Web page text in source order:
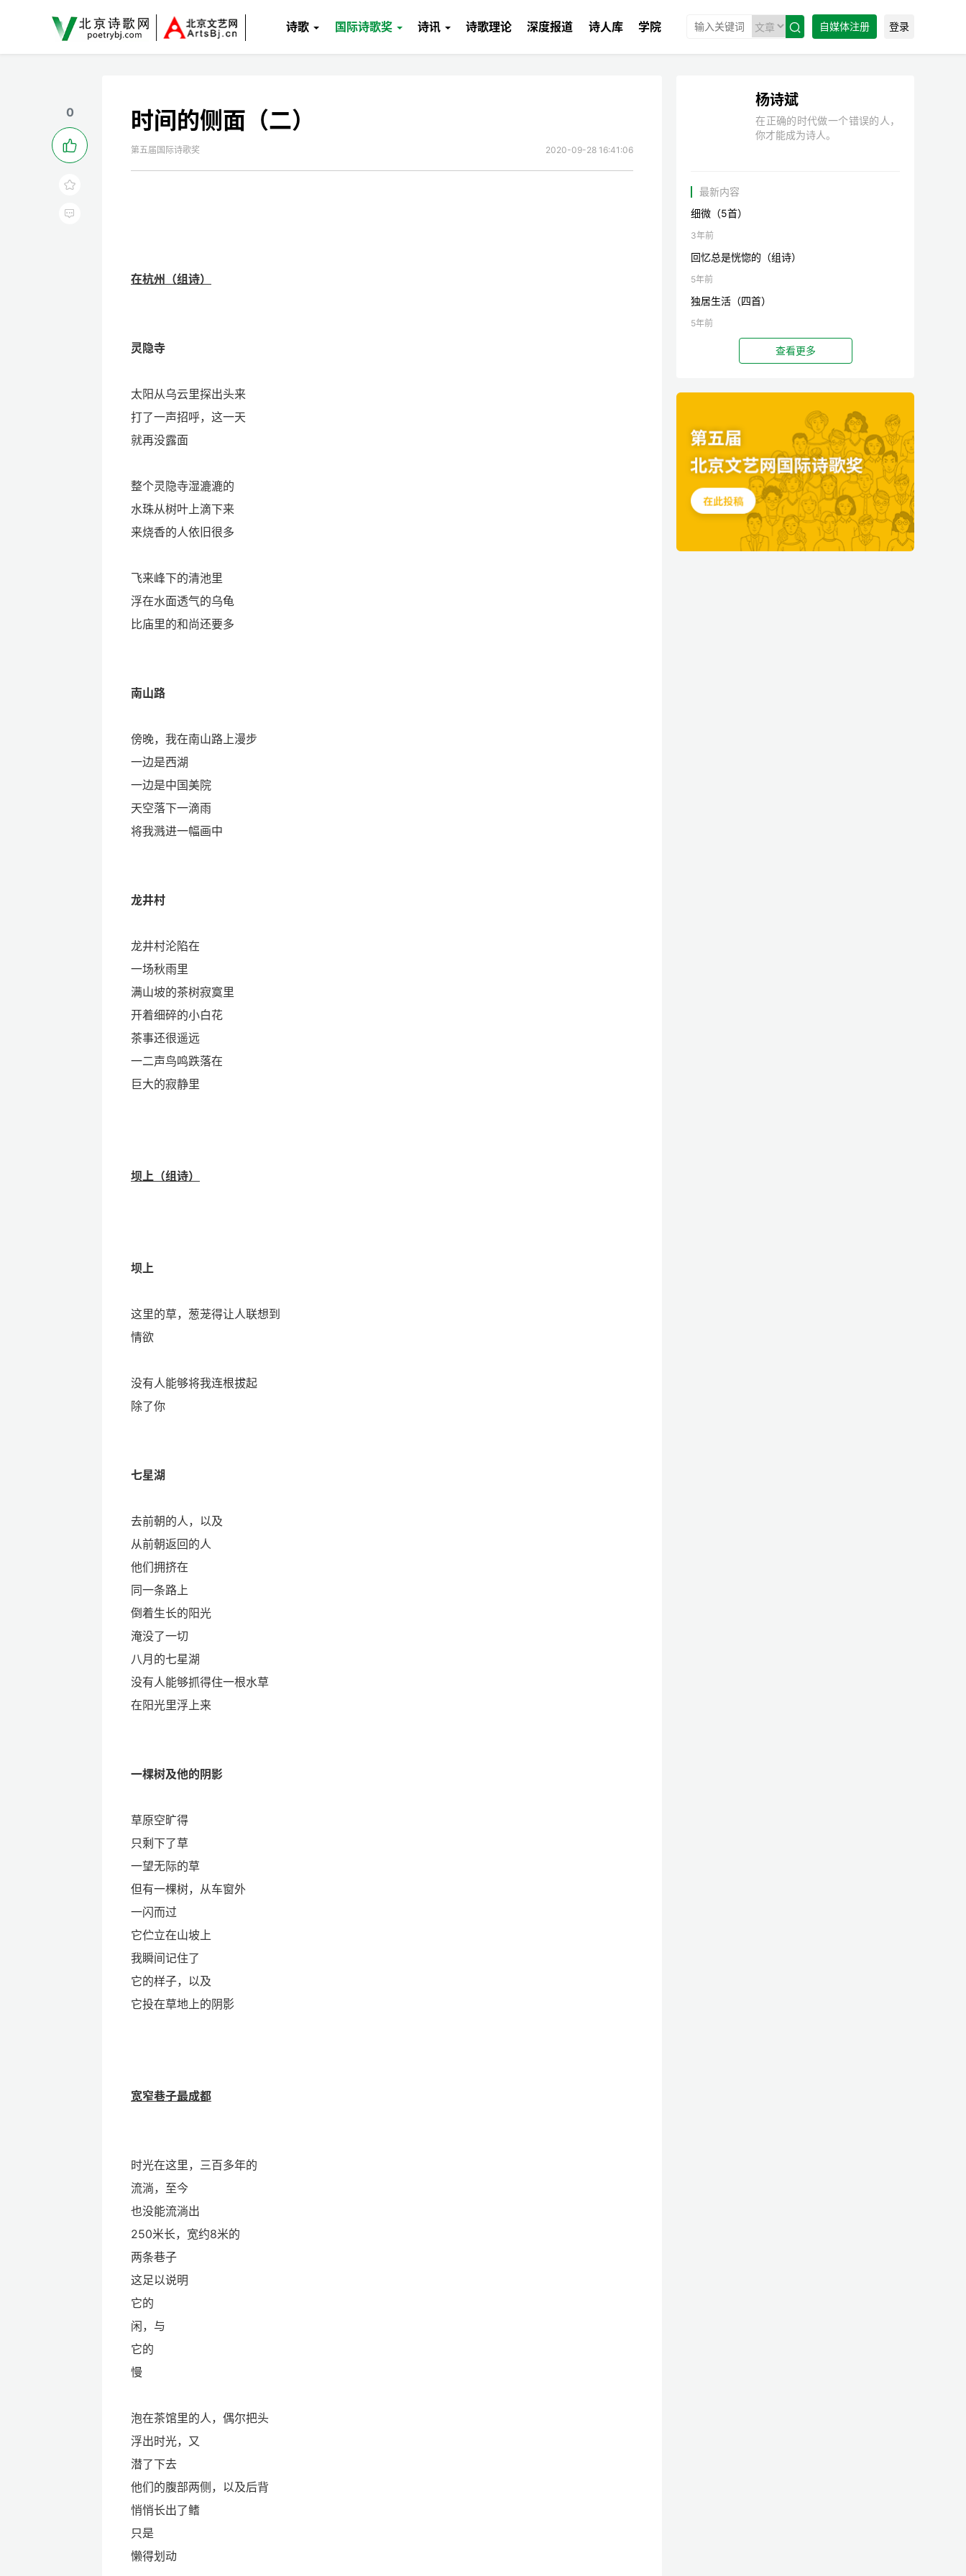
诗歌 国际诗歌奖 诗讯 诗歌理论 深度报道 诗人库 学院  自媒体注册 登录
0



时间的侧面（二）
第五届国际诗歌奖 2020-09-28 16:41:06
在杭州（组诗）
灵隐寺
太阳从乌云里探出头来
打了一声招呼，这一天
就再没露面
整个灵隐寺湿漉漉的
水珠从树叶上滴下来
来烧香的人依旧很多
飞来峰下的清池里
浮在水面透气的乌龟
比庙里的和尚还要多
南山路
傍晚，我在南山路上漫步
一边是西湖
一边是中国美院
天空落下一滴雨
将我溅进一幅画中
龙井村
龙井村沦陷在
一场秋雨里
满山坡的茶树寂寞里
开着细碎的小白花
茶事还很遥远
一二声鸟鸣跌落在
巨大的寂静里
坝上 （组诗）
坝上
这里的草，葱茏得让人联想到
情欲
没有人能够将我连根拔起
除了你
七星湖
去前朝的人，以及
从前朝返回的人
他们拥挤在
同一条路上
倒着生长的阳光
淹没了一切
八月的七星湖
没有人能够抓得住一根水草
在阳光里浮上来
一棵树及他的阴影
草原空旷得
只剩下了草
一望无际的草
但有一棵树，从车窗外
一闪而过
它伫立在山坡上
我瞬间记住了
它的样子，以及
它投在草地上的阴影
宽窄巷子最成都
时光在这里，三百多年的
流淌，至今
也没能流淌出
250米长，宽约8米的
两条巷子
这足以说明
它的
闲，与
它的
慢
泡在茶馆里的人，偶尔把头
浮出时光，又
潜了下去
他们的腹部两侧，以及后背
悄悄长出了鳍
只是
懒得划动
杨诗斌
在正确的时代做一个错误的人，
你才能成为诗人。
最新内容
细微（5首）
3年前
回忆总是恍惚的（组诗）
5年前
独居生活（四首）
5年前
查看更多